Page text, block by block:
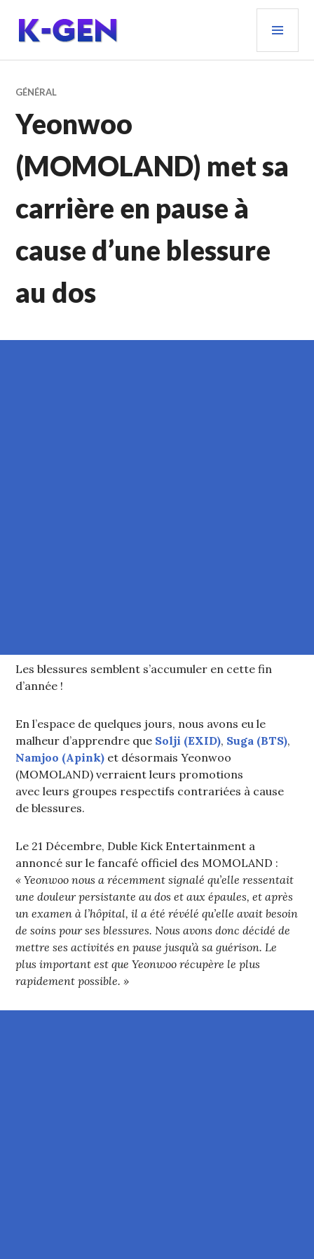
contenu
principal
K-GEN
GÉNÉRAL
Yeonwoo
(MOMOLAND) met sa
carrière en pause à
cause d’une blessure
au dos
Les blessures semblent s’accumuler en cette fin
d’année !
En l’espace de quelques jours, nous avons eu le
malheur d’apprendre que Solji (EXID), Suga (BTS),
Namjoo (Apink) et désormais Yeonwoo
(MOMOLAND) verraient leurs promotions
avec leurs groupes respectifs contrariées à cause
de blessures.
Le 21 Décembre, Duble Kick Entertainment a
annoncé sur le fancafé officiel des MOMOLAND :
« Yeonwoo nous a récemment signalé qu’elle ressentait
une douleur persistante au dos et aux épaules, et après
un examen à l’hôpital, il a été révélé qu’elle avait besoin
de soins pour ses blessures. Nous avons donc décidé de
mettre ses activités en pause jusqu’à sa guérison. Le
plus important est que Yeonwoo récupère le plus
rapidement possible. »